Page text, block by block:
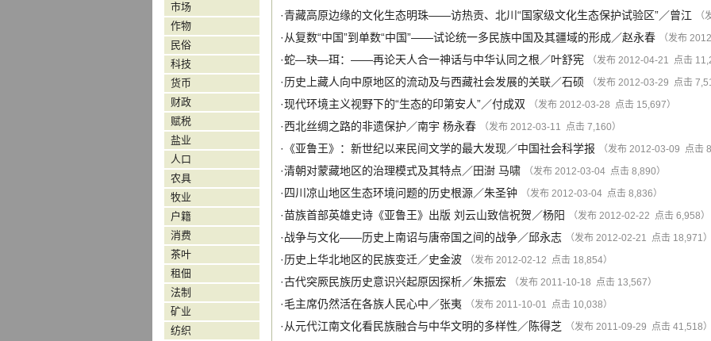
·青藏高原边缘的文化生态明珠——访热贡、北川“国家级文化生态保护试验区”／曾江
· 从复数“中国”到单数“中国”——试论统一多民族中国及其疆域的形成／赵永春 （发布
·蛇—玦—珥：——再论天人合一神话与中华认同之根 ／叶舒宪 （发布 2012-04-21 点击
·历史上藏人向中原地区的流动及与西藏社会发展的关联／石硕 （发布 2012-03-29 点击
·现代环境主义视野下的“生态的印第安人”／付成双 （发布 2012-03-28 点击 15,697）
·西北丝绸之路的非遗保护 ／南宇 杨永春 （发布 2012-03-11 点击 7,160）
· 《亚鲁王》：新世纪以来民间文学的最大发现／中国社会科学报 （发布 2012-03-09 点击
·清朝对蒙藏地区的治理模式及其特点 ／田澍 马啸 （发布 2012-03-04 点击 8,890）
· 四川凉山地区生态环境问题的历史根源／朱圣钟 （发布 2012-03-04 点击 8,836）
·苗族首部英雄史诗《亚鲁王》出版 刘云山致信祝贺 ／杨阳 （发布 2012-02-22 点击 6,958）
·战争与文化——历史上南诏与唐帝国之间的战争／邱永志 （发布 2012-02-21 点击 18,971
·历史上华北地区的民族变迁／史金波 （发布 2012-02-12 点击 18,854）
·古代突厥民族历史意识兴起原因探析／朱振宏 （发布 2011-10-18 点击 13,567）
·毛主席仍然活在各族人民心中 ／张夷 （发布 2011-10-01 点击 10,038）
· 从元代江南文化看民族融合与中华文明的多样性 ／陈得芝 （发布 2011-09-29 点击 41,518
市场
作物
民俗
科技
货币
财政
赋税
盐业
人口
农具
牧业
户籍
消费
茶叶
租佃
法制
矿业
纺织